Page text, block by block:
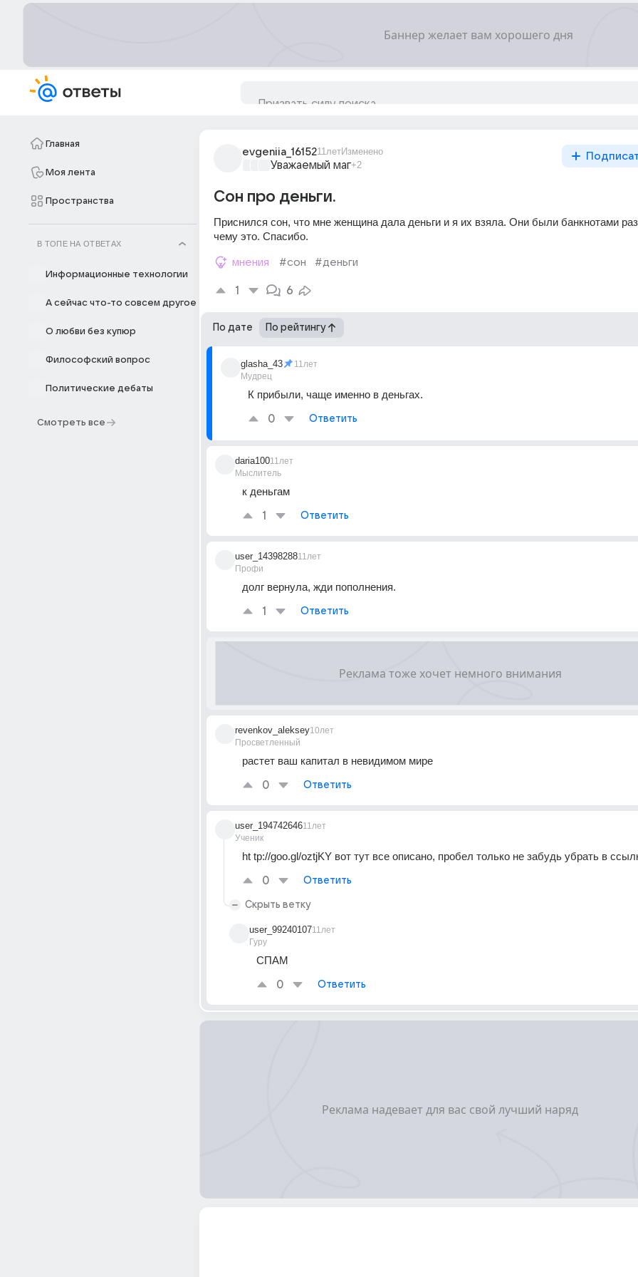
Главная
Моя лента
Пространства
В ТОПЕ НА ОТВЕТАХ
Информационные технологии
А сейчас что-то совсем другое
О любви без купюр
Философский вопрос
Политические дебаты
Смотреть все
evgeniia_1615211летИзменено
Уважаемый маг+2
Сон про деньги.
Приснился сон, что мне женщина дала деньги и я их взяла. Они были банкнотами
чему это. Спасибо.
мнения #сон #деньги
1 6
По дате По рейтингу
glasha_43
Мудрец
11лет
К прибыли, чаще именно в деньгах.
0 Ответить
daria100
Мыслитель
11лет
к деньгам
1 Ответить
user_14398288
Профи
11лет
долг вернула, жди пополнения.
1 Ответить
revenkov_aleksey
Просветленный
10лет
растет ваш капитал в невидимом мире
0 Ответить
user_194742646
Ученик
11лет
ht tp://goo.gl/oztjKY вот тут все описано, пробел только не забудь убрать в
0 Ответить
Скрыть ветку
user_99240107
Гуру
11лет
СПАМ
0 Ответить